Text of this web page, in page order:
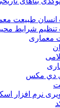
انسان طبیعت
تنظیم شرایط
معماری
دي ﻣﮑﺲ
نرم افزار